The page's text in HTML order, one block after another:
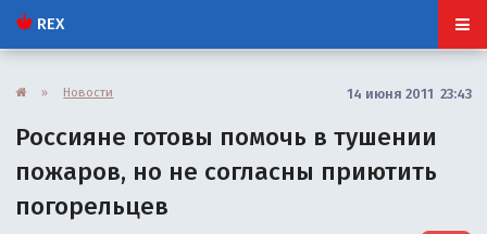
REX
» Новости 14 июня 2011 23:43
Россияне готовы помочь в тушении
пожаров, но не согласны приютить
погорельцев